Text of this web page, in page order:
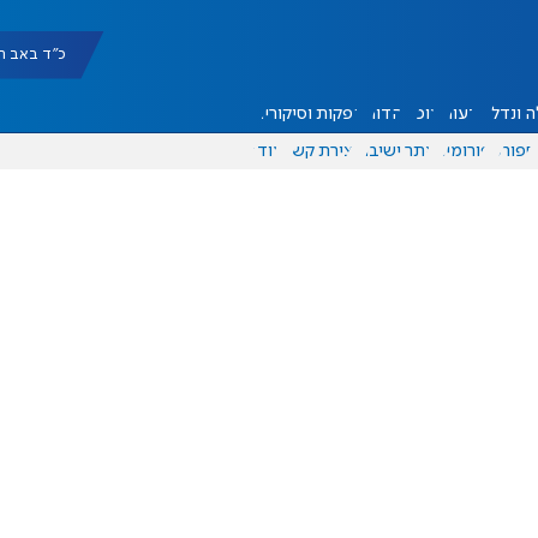
כ"ד באב תשפ"ו
ונדל"ן דעות אוכל יהדות הפקות וסיקורים
ספורט פורומים אתר ישיבה יצירת קשר עוד